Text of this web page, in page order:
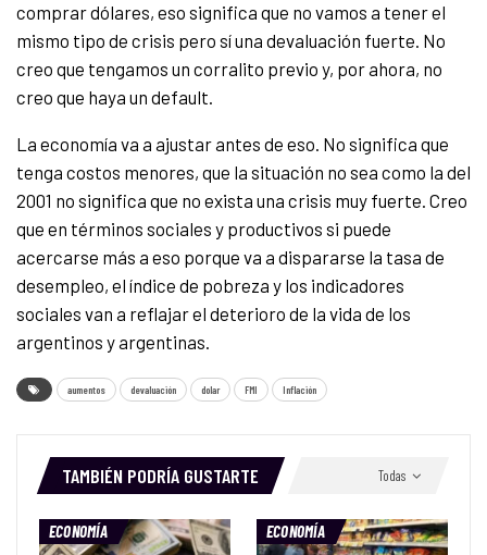
comprar dólares, eso significa que no vamos a tener el
mismo tipo de crisis pero sí una devaluación fuerte. No
creo que tengamos un corralito previo y, por ahora, no
creo que haya un default.
La economía va a ajustar antes de eso. No significa que
tenga costos menores, que la situación no sea como la del
2001 no significa que no exista una crisis muy fuerte. Creo
que en términos sociales y productivos si puede
acercarse más a eso porque va a dispararse la tasa de
desempleo, el índice de pobreza y los indicadores
sociales van a reflajar el deterioro de la vida de los
argentinos y argentinas.
aumentos devaluación dolar FMI Inflación
Todas
TAMBIÉN PODRÍA GUSTARTE
ECONOMÍA ECONOMÍA